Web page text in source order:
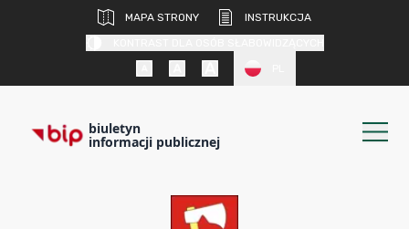
MAPA STRONY
INSTRUKCJA
biuletyn
informacji publicznej